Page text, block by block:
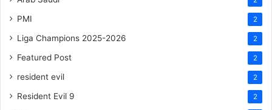
PMI 2
Liga Champions 2025-2026 2
Featured Post 2
resident evil 2
Resident Evil 9 2